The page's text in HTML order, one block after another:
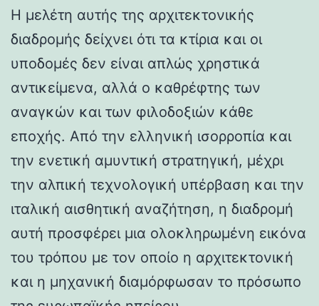
Η μελέτη αυτής της αρχιτεκτονικής
διαδρομής δείχνει ότι τα κτίρια και οι
υποδομές δεν είναι απλώς χρηστικά
αντικείμενα, αλλά ο καθρέφτης των
αναγκών και των φιλοδοξιών κάθε
εποχής. Από την ελληνική ισορροπία και
την ενετική αμυντική στρατηγική, μέχρι
την αλπική τεχνολογική υπέρβαση και την
ιταλική αισθητική αναζήτηση, η διαδρομή
αυτή προσφέρει μια ολοκληρωμένη εικόνα
του τρόπου με τον οποίο η αρχιτεκτονική
και η μηχανική διαμόρφωσαν το πρόσωπο